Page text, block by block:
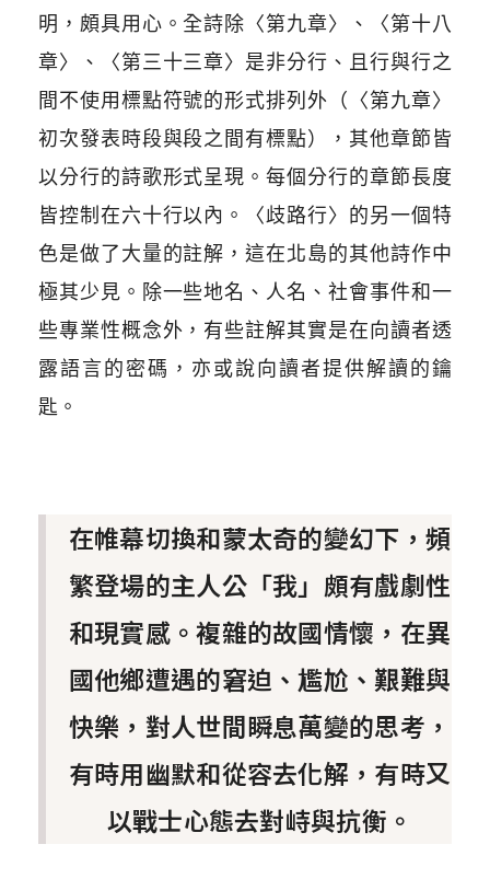
明，頗具用心。全詩除〈第九章〉、〈第十八
章〉、〈第三十三章〉是非分行、且行與行之
間不使用標點符號的形式排列外（〈第九章〉
初次發表時段與段之間有標點），其他章節皆
以分行的詩歌形式呈現。每個分行的章節長度
皆控制在六十行以內。〈歧路行〉的另一個特
色是做了大量的註解，這在北島的其他詩作中
極其少見。除一些地名、人名、社會事件和一
些專業性概念外，有些註解其實是在向讀者透
露語言的密碼，亦或說向讀者提供解讀的鑰
匙。
在帷幕切換和蒙太奇的變幻下，頻
繁登場的主人公「我」頗有戲劇性
和現實感。複雜的故國情懷，在異
國他鄉遭遇的窘迫、尷尬、艱難與
快樂，對人世間瞬息萬變的思考，
有時用幽默和從容去化解，有時又
以戰士心態去對峙與抗衡。